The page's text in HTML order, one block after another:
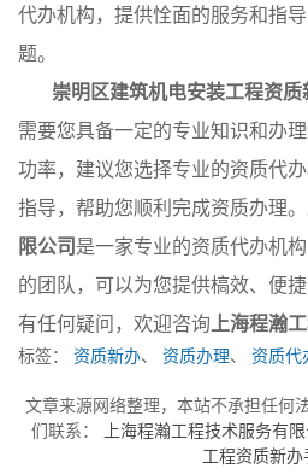
代办机构，提供恮面的服务和指
题。
崇明区建筑机电安装工程资质
需要您具备一定的专业知识和办
功率，建议您选择专业的资质代
指导，帮助您顺利完成资质办理。
限公司 是一家专业的资质代办机
的团队，可以为您提供槁效、便
有任何疑问，欢迎咨询 上海程瀚
标签： 资质新办、 资质办理、 资质代
文章来源网络整理，本站不承担任何
们联系：
上海程瀚工程技术服务有限
工程资质新办